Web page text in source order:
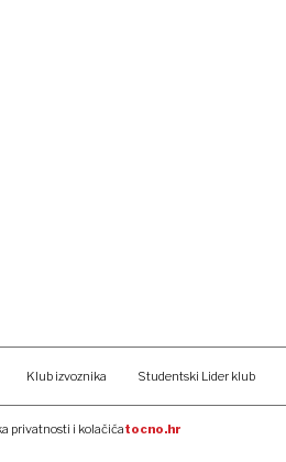
Klub izvoznika Studentski Lider klub
privatnosti i kolačićatocno.hr